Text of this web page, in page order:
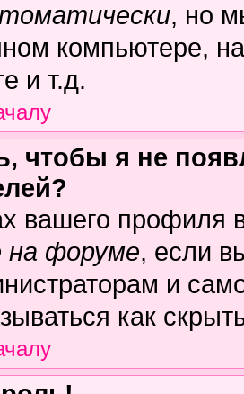
, но
компьютере,
и т.д.
чтобы я не
вашего
на форуме, если
и
как